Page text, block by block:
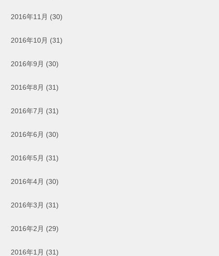
2016年11月 (30)
2016年10月 (31)
2016年9月 (30)
2016年8月 (31)
2016年7月 (31)
2016年6月 (30)
2016年5月 (31)
2016年4月 (30)
2016年3月 (31)
2016年2月 (29)
2016年1月 (31)